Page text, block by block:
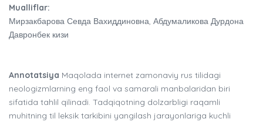
Mualliflar:
Мирзакбарова Севда Вахиддиновна, Абдумаликова Дурдона
Давронбек кизи
Annotatsiya Maqolada internet zamonaviy rus tilidagi
neologizmlarning eng faol va samarali manbalaridan biri
sifatida tahlil qilinadi. Tadqiqotning dolzarbligi raqamli
muhitning til leksik tarkibini yangilash jarayonlariga kuchli